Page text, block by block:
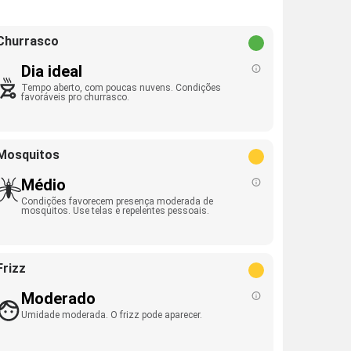
Dia ideal
Tempo aberto, com poucas nuvens. Condições
favoráveis pro churrasco.
Médio
Condições favorecem presença moderada de
mosquitos. Use telas e repelentes pessoais.
Moderado
Umidade moderada. O frizz pode aparecer.